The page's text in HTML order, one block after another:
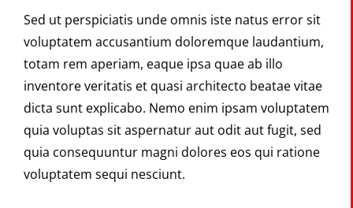
Sed ut perspiciatis unde omnis iste natus error sit
voluptatem accusantium doloremque laudantium,
totam rem aperiam, eaque ipsa quae ab illo
inventore veritatis et quasi architecto beatae vitae
dicta sunt explicabo. Nemo enim ipsam voluptatem
quia voluptas sit aspernatur aut odit aut fugit, sed
quia consequuntur magni dolores eos qui ratione
voluptatem sequi nesciunt.